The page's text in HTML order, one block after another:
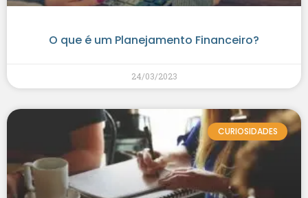
O que é um Planejamento Financeiro?
24/03/2023
CURIOSIDADES